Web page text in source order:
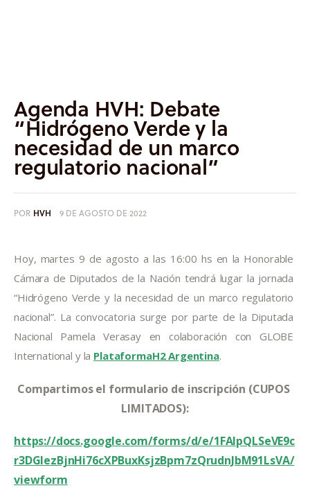
Agenda HVH: Debate
“Hidrógeno Verde y la
necesidad de un marco
regulatorio nacional”
POR HVH 9 DE AGOSTO DE 2022
Hoy, martes 9 de agosto a las 16:00 hs en la Honorable
Cámara de Diputados de la Nación tendrá lugar la jornada
“Hidrógeno Verde y la necesidad de un marco regulatorio
nacional”. La convocatoria surge por parte de la Diputada
Nacional Pamela Verasay en colaboración con GLOBE
International y la PlataformaH2 Argentina.
Compartimos el formulario de inscripción (CUPOS
LIMITADOS):
https://docs.google.com/forms/d/e/1FAIpQLSeVE9c
r3DGlezBjnHi76cXPBuxKsjzBpm7zQrudnJbM91LsVA/
viewform